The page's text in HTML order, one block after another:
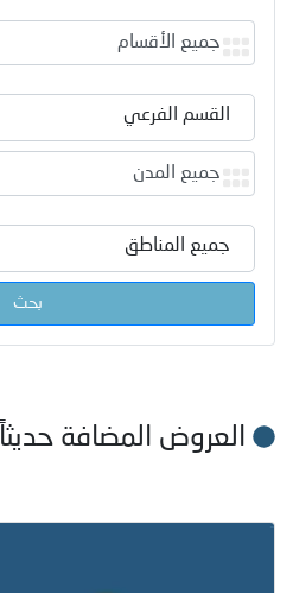
القسم الفرعي
جميع المناطق
بحث
العروض المضافة حديثاً